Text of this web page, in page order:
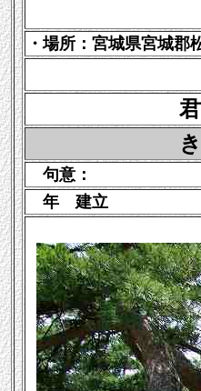
・場所：宮城県宮城郡
君可代乃
きみがよ
句意：
年建立